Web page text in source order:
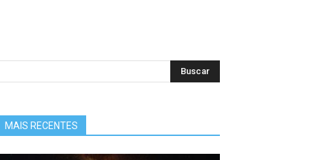
MAIS RECENTES